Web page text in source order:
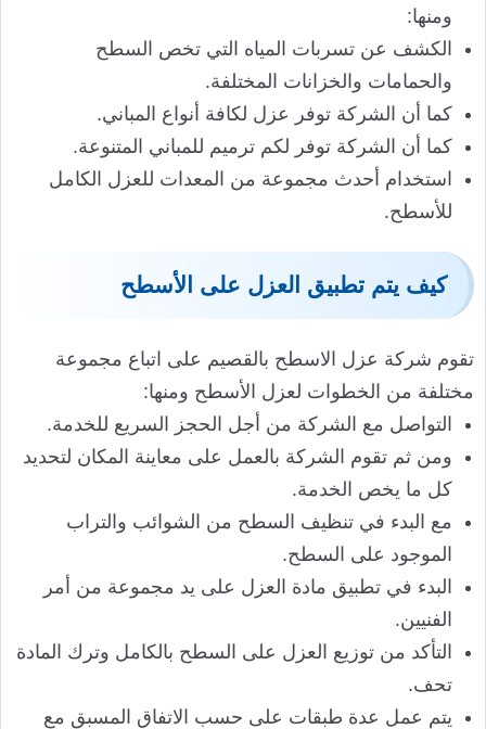
ومنها:
الكشف عن تسربات المياه التي تخص السطح
والحمامات والخزانات المختلفة.
كما أن الشركة توفر عزل لكافة أنواع المباني.
كما أن الشركة توفر لكم ترميم للمباني المتنوعة.
استخدام أحدث مجموعة من المعدات للعزل الكامل
للأسطح.
كيف يتم تطبيق العزل على الأسطح
تقوم شركة عزل الاسطح بالقصيم على اتباع مجموعة
مختلفة من الخطوات لعزل الأسطح ومنها:
التواصل مع الشركة من أجل الحجز السريع للخدمة.
ومن ثم تقوم الشركة بالعمل على معاينة المكان لتحديد
كل ما يخص الخدمة.
مع البدء في تنظيف السطح من الشوائب والتراب
الموجود على السطح.
البدء في تطبيق مادة العزل على يد مجموعة من أمر
الفنيين.
التأكد من توزيع العزل على السطح بالكامل وترك المادة
تحف.
يتم عمل عدة طبقات على حسب الاتفاق المسبق مع